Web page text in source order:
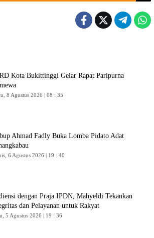
Kota Bukittinggi Gelar Rapat Paripurna
8 Agustus 2026 | 08 : 35
Ahmad Fadly Buka Lomba Pidato Adat
6 Agustus 2026 | 19 : 40
dengan Praja IPDN, Mahyeldi Tekankan
dan Pelayanan untuk Rakyat
5 Agustus 2026 | 19 : 36